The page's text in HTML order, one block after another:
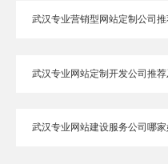
武汉专业营销型网站定制公司
武汉专业网站定制开发公司推
武汉专业网站建设服务公司哪